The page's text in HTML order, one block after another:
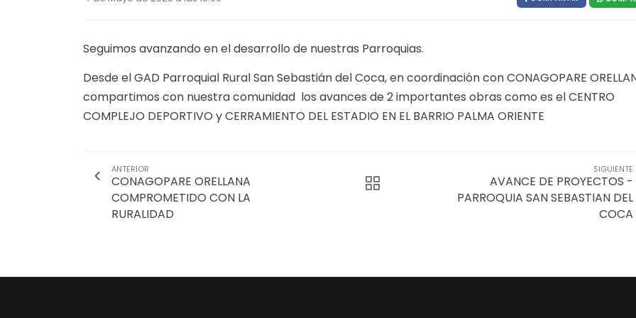
Seguimos avanzando en el desarrollo de nuestras Parroquias.
Desde el GAD Parroquial Rural San Sebastián del Coca, en coordinación con CONAGOPARE
compartimos con nuestra comunidad los avances de 2 importantes obras como es el CENTRO
COMPLEJO DEPORTIVO y CERRAMIENTO DEL ESTADIO EN EL BARRIO PALMA ORIENTE
ANTERIOR
CONAGOPARE ORELLANA
COMPROMETIDO CON LA
RURALIDAD
SIGUIENTE
AVANCE DE PROYECTOS -
PARROQUIA SAN SEBASTIAN DEL
COCA